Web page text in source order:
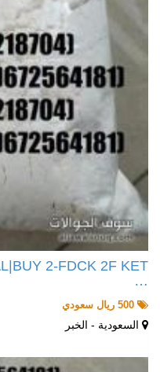
2-FDCK 2F KET
…
السعودية - الخبر